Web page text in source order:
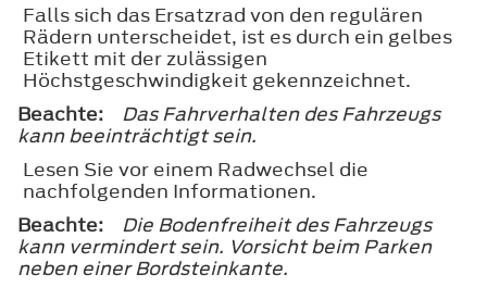
Falls sich das Ersatzrad von den regulären
Rädern unterscheidet, ist es durch ein gelbes
Etikett mit der zulässigen
Höchstgeschwindigkeit gekennzeichnet.
Beachte:
Das Fahrverhalten des Fahrzeugs
kann beeinträchtigt sein.
Lesen Sie vor einem Radwechsel die
nachfolgenden Informationen.
Beachte:
Die Bodenfreiheit des Fahrzeugs
kann vermindert sein. Vorsicht beim Parken
neben einer Bordsteinkante.